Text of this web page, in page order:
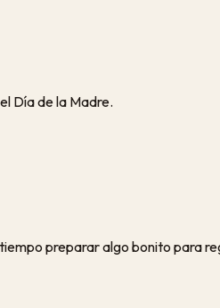
Día de la Madre.
preparar algo bonito para